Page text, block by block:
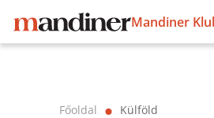
Mandiner
Főoldal ⬤ Külföld